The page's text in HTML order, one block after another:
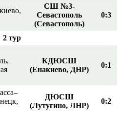
СШ №3-
Севастополь
(Севастополь)
0:3
2 тур
КДЮСШ
(Енакиево, ДНР)
0:1
ДЮСШ
(Лутугино, ЛНР)
0:2